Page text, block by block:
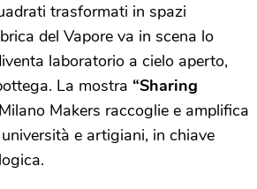
trasformati in spazi
del Vapore va in scena lo
laboratorio a cielo aperto,
La mostra “Sharing
Makers raccoglie e amplifica
e artigiani, in chiave